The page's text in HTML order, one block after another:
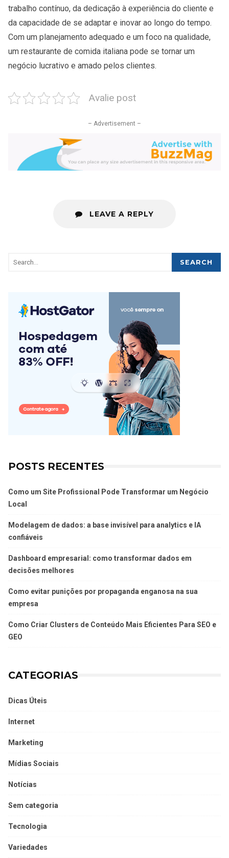
trabalho contínuo, da dedicação à experiência do cliente e
da capacidade de se adaptar e inovar ao longo do tempo.
Com um planejamento adequado e um foco na qualidade,
um restaurante de comida italiana pode se tornar um
negócio lucrativo e amado pelos clientes.
Avalie post
– Advertisement –
LEAVE A REPLY
SEARCH
POSTS RECENTES
Como um Site Profissional Pode Transformar um Negócio
Local
Modelagem de dados: a base invisível para analytics e IA
confiáveis
Dashboard empresarial: como transformar dados em
decisões melhores
Como evitar punições por propaganda enganosa na sua
empresa
Como Criar Clusters de Conteúdo Mais Eficientes Para SEO e
GEO
CATEGORIAS
Dicas Úteis
Internet
Marketing
Mídias Sociais
Notícias
Sem categoria
Tecnologia
Variedades